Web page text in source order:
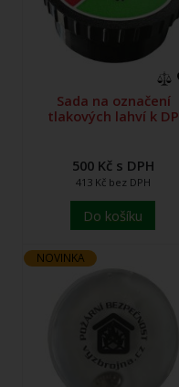
Sada na označení
tlakových lahví k DP
500 Kč s DPH
413 Kč bez DPH
Do košíku
NOVINKA